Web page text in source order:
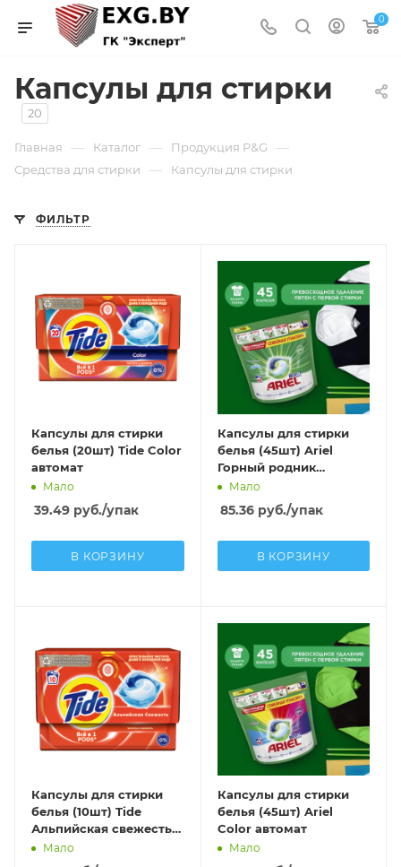
0
Капсулы для стирки
20
Главная — Каталог — Продукция P&G —
Средства для стирки — Капсулы для стирки
ФИЛЬТР
Капсулы для стирки
белья (20шт) Tide Color
автомат
Мало
39.49 руб./упак
В КОРЗИНУ
Капсулы для стирки
белья (45шт) Ariel
Горный родник
автомат
Мало
85.36руб./упак
В КОРЗИНУ
Капсулы для стирки
белья (10шт) Tide
Альпийская свежесть
автомат
Мало
Капсулы для стирки
белья (45шт) Ariel
Color автомат
Мало